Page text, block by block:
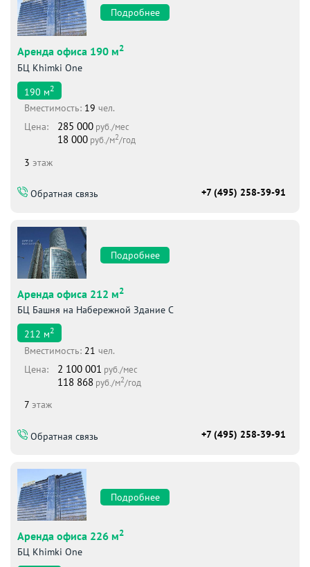
Подробнее
Аренда офиса 190 м2
БЦ Khimki One
190 м2
Вместимоcть: 19 чел.
Цена:
285 000 руб./мес
18 000 руб./м2/год
3 этаж
Обратная связь +7 (495) 258-39-91
Подробнее
Аренда офиса 212 м2
БЦ Башня на Набережной Здание С
212 м2
Вместимоcть: 21 чел.
Цена:
2 100 001 руб./мес
118 868 руб./м2/год
7 этаж
Обратная связь +7 (495) 258-39-91
Подробнее
Аренда офиса 226 м2
БЦ Khimki One